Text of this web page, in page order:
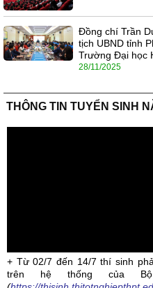
Đồng chí Trần
tịch UBND tỉnh
Trường Đại học
28/11/2025
THÔNG TIN TUYỂN SINH
+ Từ 02/7 đến 14/7 thí sinh
trên hệ thống của